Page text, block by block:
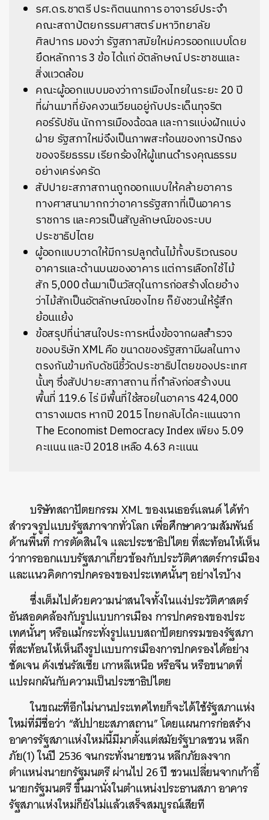
รศ.ดร.ชาตรี ประกิตนนทการ อาจารย์ประจำ
คณะสถาปัตยกรรมศาสตร์ มหาวิทยาลัย
ศิลปากร มองว่า รัฐสภาสมัยใหม่ควรออกแบบโดย
ยึดหลักการ 3 ข้อ ได้แก่ อัตลักษณ์ ประชาชนและ
สิ่งแวดล้อม
คณะผู้ออกแบบมองว่าการเมืองไทยในระยะ 20 ปี
ที่ผ่านมาที่ยังคงวนเวียนอยู่กับประเด็นทุจริต
คอร์รัปชัน นักการเมืองฉ้อฉล และการแบ่งฝักแบ่ง
ฝ่าย รัฐสภาใหม่จึงเป็นภาพสะท้อนของการปักธง
ของจริยธรรม เรียกร้องให้ผู้แทนดำรงคุณธรรม
อย่างเคร่งครัด
สัปปายะสภาสถานถูกออกแบบให้คล้ายอาคาร
ทางศาสนามากกว่าอาคารรัฐสภาที่เป็นอาคาร
ราชการ และควรเป็นสัญลักษณ์ของระบบ
ประชาธิปไตย
ผู้ออกแบบวาดให้มีการปลูกต้นไม้ทั้งบริเวณรอบ
อาคารและด้านบนของอาคาร แต่การเลือกใช้ไม้
สัก 5,000 ต้นมาเป็นวัสดุในการก่อสร้างโดยอ้าง
ว่าไม้สักเป็นอัตลักษณ์ของไทย ก็ยังชวนให้รู้สึก
ย้อนแย้ง
ข้อสรุปที่น่าสนใจประการหนึ่งข้อจากผลสำรวจ
ของบริษัท XML คือ ขนาดของรัฐสภามีผลในทาง
ตรงกันข้ามกับดัชนีชี้วัดประชาธิปไตยของประเทศ
นั้นๆ ซึ่งสัปปายะสภาสถาน ที่กำลังก่อสร้างบน
พื้นที่ 119.6 ไร่ มีพื้นที่ใช้สอยในอาคาร 424,000
ตารางเมตร หากปี 2015 ไทยกลับได้คะแนนจาก
The Economist Democracy Indexเพียง 5.09
คะแนน และปี 2018 เหลือ 4.63 คะแนน
บริษัทสถาปัตยกรรม XML ของเนเธอร์แลนด์ ได้ทำ
สำรวจรูปแบบรัฐสภาจากทั่วโลก เพื่อศึกษาความสัมพันธ์
ด้านพื้นที่ การตัดสินใจ และประชาธิปไตย ที่สะท้อนให้เห็น
ว่าการออกแบบรัฐสภาเกี่ยวข้องกับประวัติศาสตร์การเมือง
และแนวคิดการปกครองของประเทศนั้นๆ อย่างไรบ้าง
ซึ่งเต็มไปด้วยความน่าสนใจทั้งในแง่ประวัติศาสตร์
อันสอดคล้องกับรูปแบบการเมือง การปกครองของประ
เทศนั้นๆ หรือแม้กระทั่งรูปแบบสถาปัตยกรรมของรัฐสภา
ที่สะท้อนให้เห็นถึงรูปแบบการเมืองการปกครองได้อย่าง
ชัดเจน ดังเช่นรัสเซีย เกาหลีเหนือ หรือจีน หรือขนาดที่
แปรผกผันกับความเป็นประชาธิปไตย
ในขณะที่อีกไม่นานประเทศไทยก็จะได้ใช้รัฐสภาแห่ง
ใหม่ที่มีชื่อว่า “สัปปายะสภาสถาน” โดยแผนการก่อสร้าง
อาคารรัฐสภาแห่งใหม่นี้มีมาตั้งแต่สมัยรัฐบาลชวน หลีก
ภัย(1) ในปี 2536 จนกระทั่งนายชวน หลีกภัยลงจาก
ตำแหน่งนายกรัฐมนตรี ผ่านไป 26 ปี ชวนเปลี่ยนจากเก้าอี้
นายกรัฐมนตรี ขึ้นมานั่งในตำแหน่งประธานสภา อาคาร
รัฐสภาแห่งใหม่ก็ยังไม่แล้วเสร็จสมบูรณ์เสียที